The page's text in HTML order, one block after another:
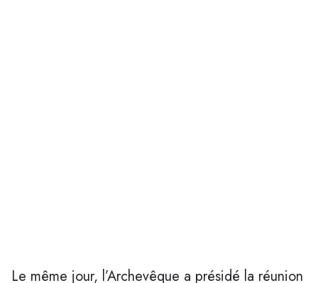
Le même jour, l’Archevêque a présidé la réunion